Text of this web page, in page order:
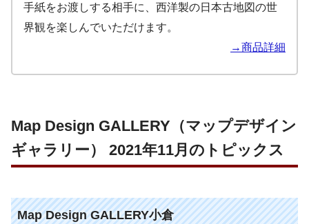
手紙をお渡しする相手に、西洋製の日本古地図の世
界観を楽しんでいただけます。
→商品詳細
Map Design GALLERY（マップデザイン
ギャラリー） 2021年11月のトピックス
Map Design GALLERY小倉